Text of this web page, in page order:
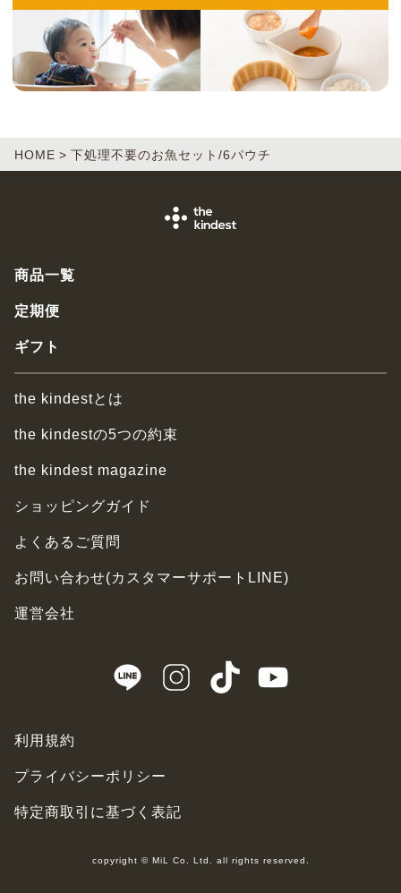
HOME 下処理不要のお魚セット/6パウチ
商品一覧
定期便
ギフト
the kindestとは
the kindestの5つの約束
the kindest magazine
ショッピングガイド
よくあるご質問
お問い合わせ(カスタマーサポートLINE)
運営会社
利用規約
プライバシーポリシー
特定商取引に基づく表記
copyright © MiL Co. Ltd. all rights reserved.